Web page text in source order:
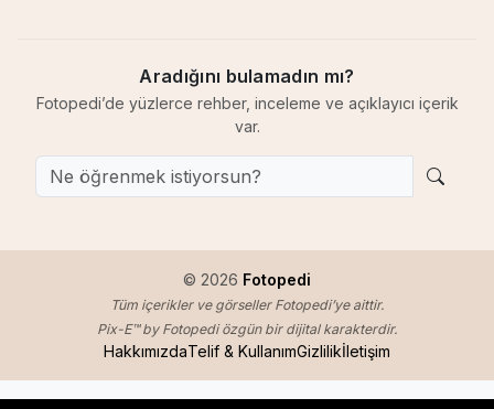
Aradığını bulamadın mı?
Fotopedi’de yüzlerce rehber, inceleme ve açıklayıcı içerik
var.
© 2026 Fotopedi
Tüm içerikler ve görseller Fotopedi’ye aittir.
Pix-E™ by Fotopedi özgün bir dijital karakterdir.
HakkımızdaTelif & KullanımGizlilikİletişim